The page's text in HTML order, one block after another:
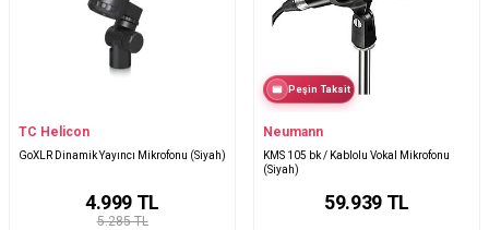
TC Helicon
GoXLR Dinamik Yayıncı Mikrofonu (Siyah)
5.285 TL
4.999 TL
Peşin Taksit
Neumann
KMS 105 bk / Kablolu Vokal Mikrofonu
(Siyah)
59.939TL